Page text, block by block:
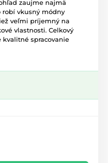
zaujme najmä
robí vkusný módny
veľmi príjemný na
vlastnosti. Celkový
spracovanie